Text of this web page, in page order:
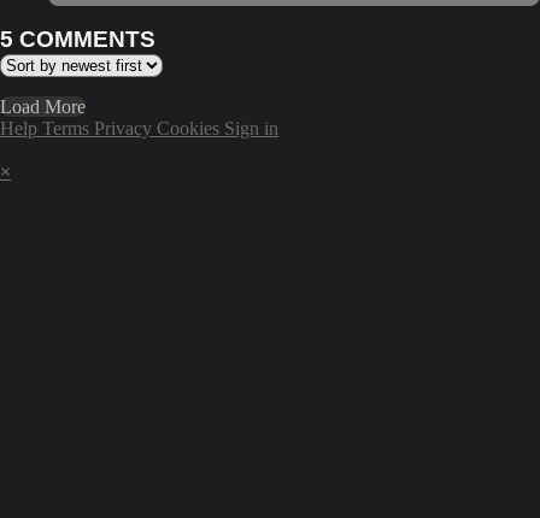
5 COMMENTS
Load More
Help Terms Privacy Cookies Sign in
×